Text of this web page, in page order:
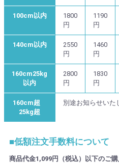
100cm以内
1800
円
1190
円
140cm以内
2550
円
1460
円
160cm25kg
以内
2800
円
1830
円
160cm超
25kg超
別途お知らせいた
■低額注文手数料について
商品代金1,099円（税込）以下のご購